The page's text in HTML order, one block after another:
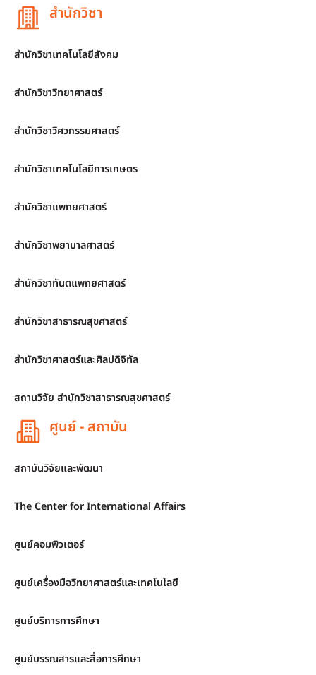
สำนักวิชา
สำนักวิชาเทคโนโลยีสังคม
สำนักวิชาวิทยาศาสตร์
สำนักวิชาวิศวกรรมศาสตร์
สำนักวิชาเทคโนโลยีการเกษตร
สำนักวิชาแพทยศาสตร์
สำนักวิชาพยาบาลศาสตร์
สำนักวิชาทันตแพทยศาสตร์
สำนักวิชาสาธารณสุขศาสตร์
สำนักวิชาศาสตร์และศิลปดิจิทัล
สถานวิจัย สำนักวิชาสาธารณสุขศาสตร์
ศูนย์ - สถาบัน
สถาบันวิจัยและพัฒนา
The Center for International Affairs
ศูนย์คอมพิวเตอร์
ศูนย์เครื่องมือวิทยาศาสตร์และเทคโนโลยี
ศูนย์บริการการศึกษา
ศูนย์บรรณสารและสื่อการศึกษา